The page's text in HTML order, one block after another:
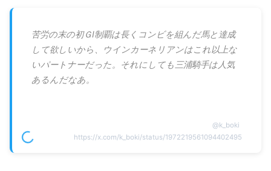
苦労の末の初ＧⅠ制覇は長くコンビを組んだ馬と達成
して欲しいから、ウインカーネリアンはこれ以上な
いパートナーだった。それにしても三浦騎手は人気
あるんだなあ。
@k_boki
https://x.com/k_boki/status/1972219561094402495